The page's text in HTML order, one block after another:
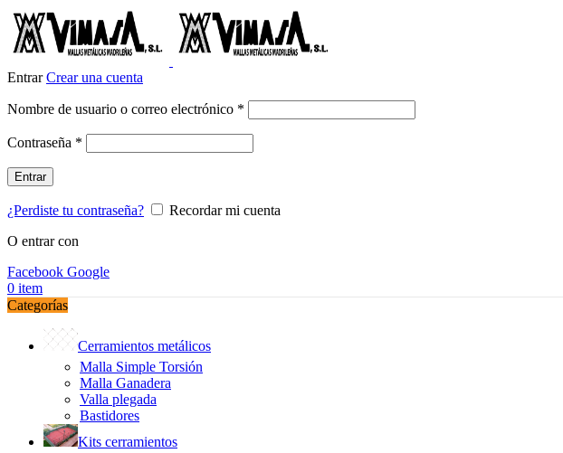
EntrarCrear una cuenta
Nombre de usuario o correo electrónico *
Contraseña *
Entrar
¿Perdiste tu contraseña?
Recordar mi cuenta
O entrar con
Facebook Google
0 item
Categorías
Cerramientos metálicos
Malla Simple Torsión
Malla Ganadera
Valla plegada
Bastidores
Kits cerramientos